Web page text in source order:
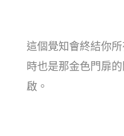
這個覺知會終結你
時也是那金色門扉
啟。